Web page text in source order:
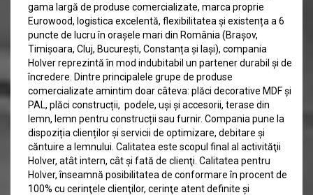
gama largă de produse comercializate, marca proprie
Eurowood, logistica excelentă, flexibilitatea și existența a 6
puncte de lucru în orașele mari din România (Brașov,
Timișoara, Cluj, București, Constanța și Iași), compania
Holver reprezintă în mod indubitabil un partener durabil și de
încredere. Dintre principalele grupe de produse
comercializate amintim doar câteva: plăci decorative MDF și
PAL, plăci construcții, podele, uși și accesorii, terase din
lemn, lemn pentru construcții sau furnir. Compania pune la
dispoziția clienților și servicii de optimizare, debitare și
căntuire a lemnului. Calitatea este scopul final al activităţii
Holver, atât intern, cât şi fată de clienţi. Calitatea pentru
Holver, înseamnă posibilitatea de conformare în procent de
100% cu cerinţele clienţilor, cerinţe atent definite şi